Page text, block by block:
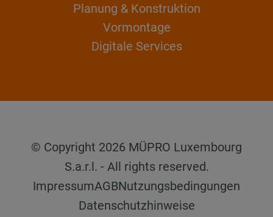
Planung & Konstruktion
Vormontage
Digitale Services
© Copyright 2026 MÜPRO Luxembourg
S.a.r.l. - All rights reserved.
ImpressumAGBNutzungsbedingungen
Datenschutzhinweise